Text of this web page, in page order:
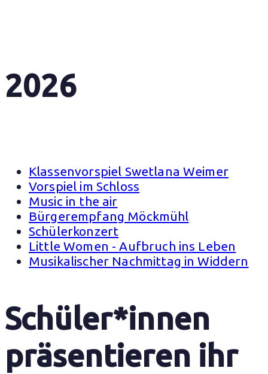
2026
Klassenvorspiel Swetlana Weimer
Vorspiel im Schloss
Music in the air
Bürgerempfang Möckmühl
Schülerkonzert
Little Women - Aufbruch ins Leben
Musikalischer Nachmittag in Widdern
Schüler*innen
präsentieren ihr